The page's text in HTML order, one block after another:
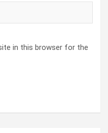
in this browser for the